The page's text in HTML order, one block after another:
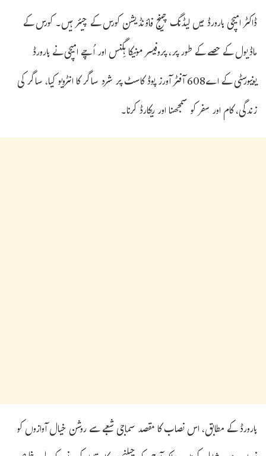
ڈاکٹر امیچی ہارورڈ میں لیڈنگ چینج فاؤنڈیشن کورس کے چیئر ہیں۔ کورس کے
ماڈیول کے حصے کے طور پر، پروفیسر مونیکا ہِگنس اور اُچے امیچی نے ہارورڈ
یونیورسٹی کے اے608 آفٹر آورز پوڈ کاسٹ پر شرد ساگر کا انٹرویو کیا، ساگر کی
زندگی، کام اور سفر کو سمجھنا اور ریکارڈ کرنا۔
ہارورڈ کے مطابق، اس نصاب کا مقصد سماجی شعبے سے روشن خیال آوازوں کو